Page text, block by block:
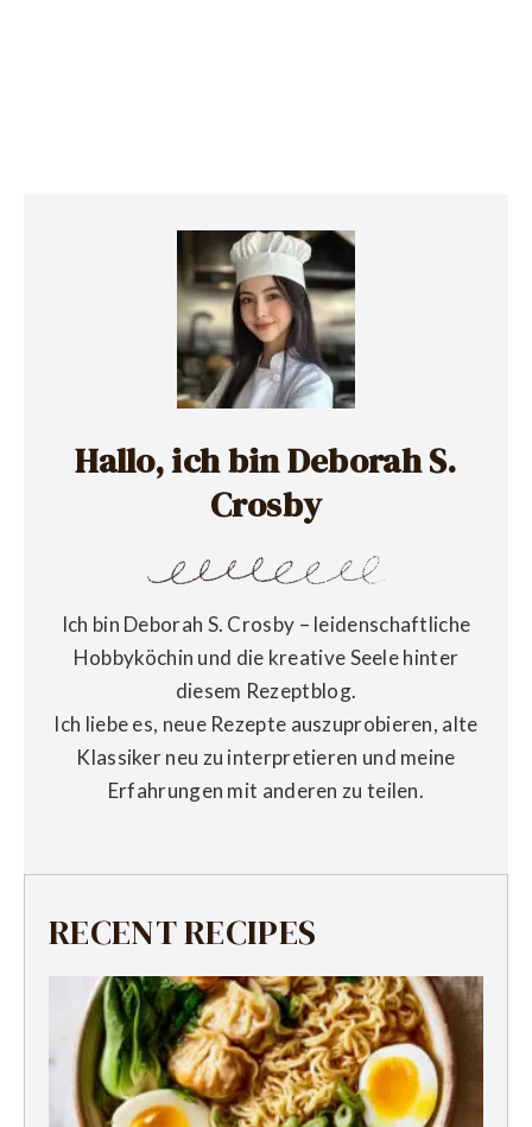
Hallo, ich bin Deborah S.
Crosby
Ich bin Deborah S. Crosby – leidenschaftliche
Hobbyköchin und die kreative Seele hinter
diesem Rezeptblog.
Ich liebe es, neue Rezepte auszuprobieren, alte
Klassiker neu zu interpretieren und meine
Erfahrungen mit anderen zu teilen.
RECENT RECIPES